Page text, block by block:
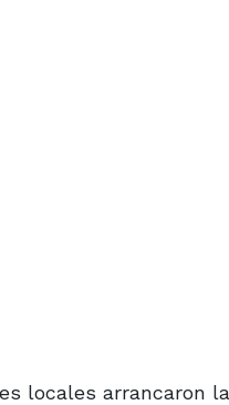
locales arrancaron